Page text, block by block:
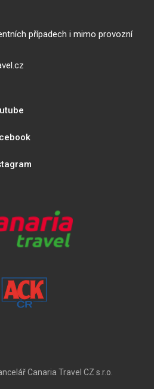
případech i mimo provozní
Canaria Travel CZ s.r.o.